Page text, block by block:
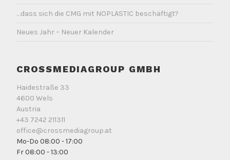
…dass sich die CMG mit NOPLASTIC beschäftigt?
Neues Jahr – Neuer Kalender
CROSSMEDIAGROUP GMBH
Haidestraße 33
4600 Wels
Austria
+43 7242 211311
office@crossmediagroup.at
Mo-Do 08:00 - 17:00
Fr 08:00 - 13:00